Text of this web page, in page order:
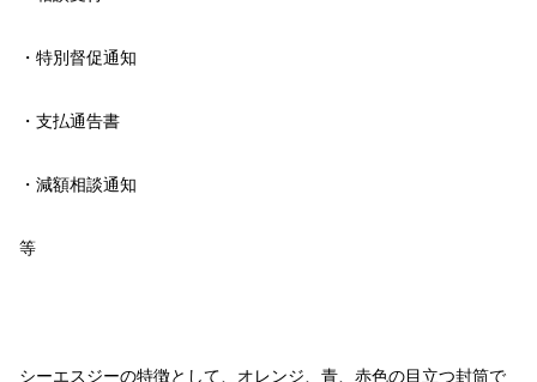
・特別督促通知
・支払通告書
・減額相談通知
等
シーエスジーの特徴として、オレンジ、青、赤色の目立つ封筒で